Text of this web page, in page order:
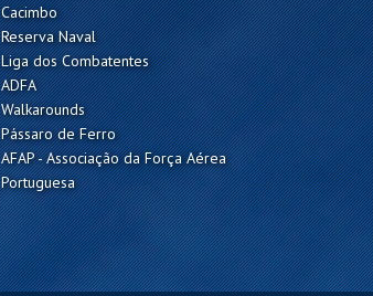
Cacimbo
Reserva Naval
Liga dos Combatentes
ADFA
Walkarounds
Pássaro de Ferro
AFAP - Associação da Força Aérea
Portuguesa